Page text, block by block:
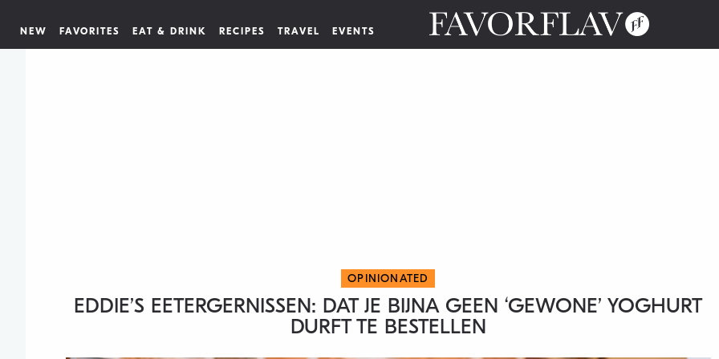
NEW FAVORITES EAT & DRINK RECIPES TRAVEL EVENTS
OPINIONATED
EDDIE’S EETERGERNISSEN: DAT JE BIJNA GEEN ‘GEWONE’ YOGHURT
DURFT TE BESTELLEN